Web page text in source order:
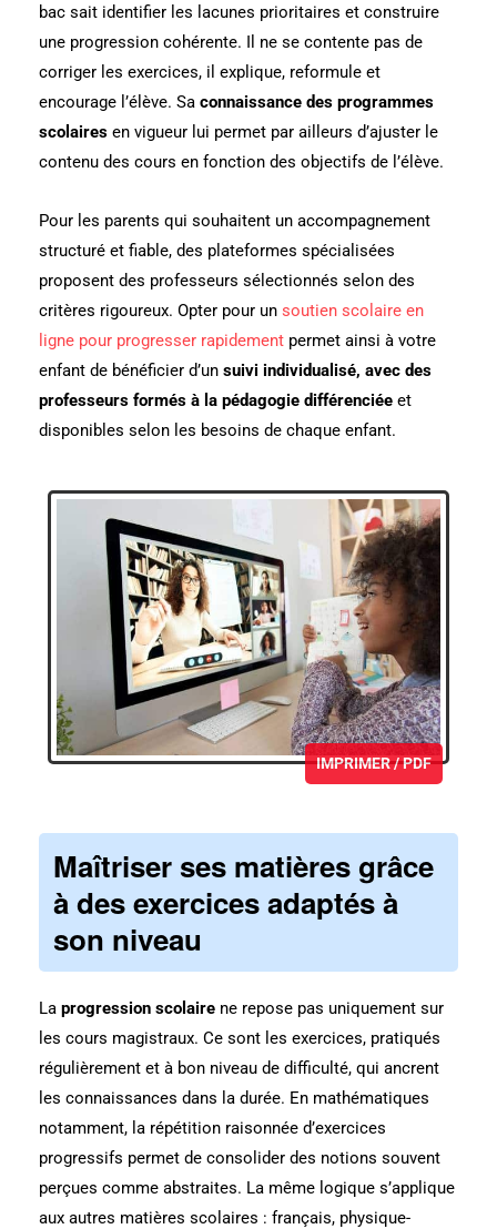
bac sait identifier les lacunes prioritaires et construire
une progression cohérente. Il ne se contente pas de
corriger les exercices, il explique, reformule et
encourage l’élève. Sa connaissance des programmes
scolaires en vigueur lui permet par ailleurs d’ajuster le
contenu des cours en fonction des objectifs de l’élève.
Pour les parents qui souhaitent un accompagnement
structuré et fiable, des plateformes spécialisées
proposent des professeurs sélectionnés selon des
critères rigoureux. Opter pour un soutien scolaire en
ligne pour progresser rapidement permet ainsi à votre
enfant de bénéficier d’un suivi individualisé, avec des
professeurs formés à la pédagogie différenciée et
disponibles selon les besoins de chaque enfant.
IMPRIMER / PDF
Maîtriser ses matières grâce
à des exercices adaptés à
son niveau
La progression scolaire ne repose pas uniquement sur
les cours magistraux. Ce sont les exercices, pratiqués
régulièrement et à bon niveau de difficulté, qui ancrent
les connaissances dans la durée. En mathématiques
notamment, la répétition raisonnée d’exercices
progressifs permet de consolider des notions souvent
perçues comme abstraites. La même logique s’applique
aux autres matières scolaires : français, physique-